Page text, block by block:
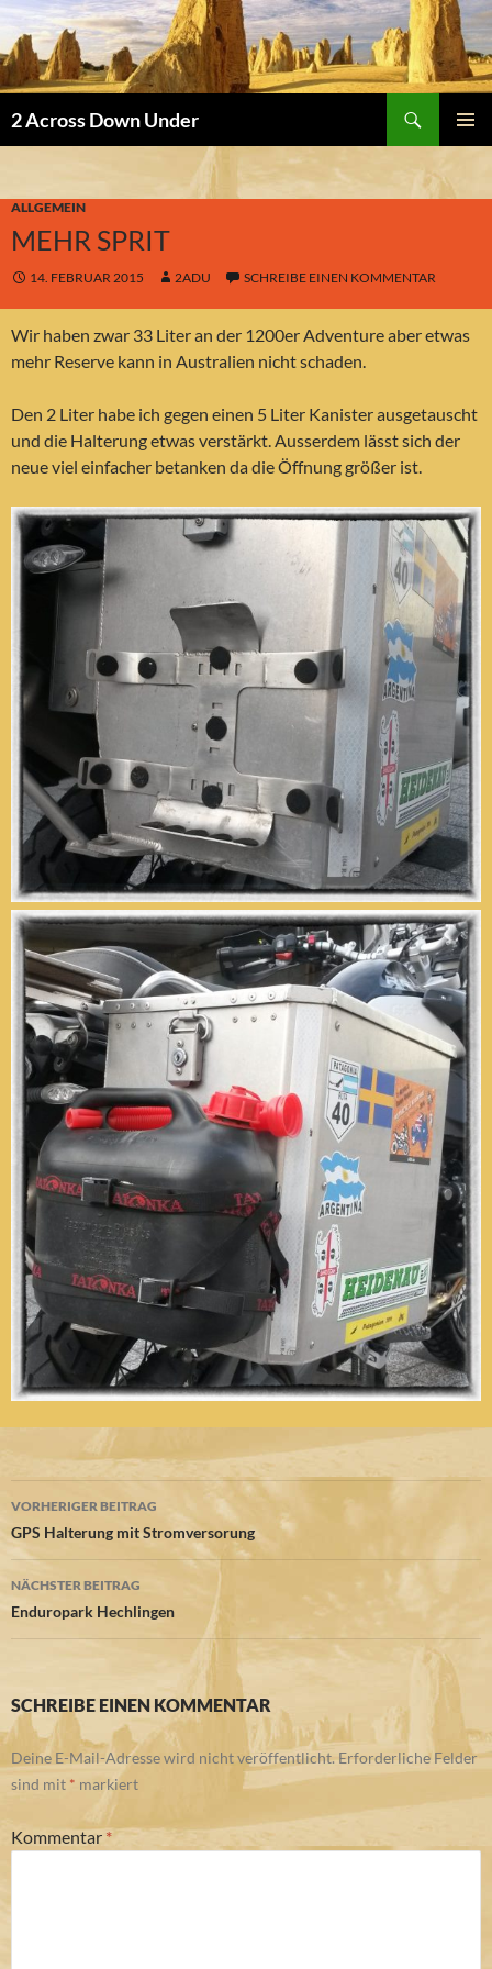
2 Across Down Under
ALLGEMEIN
MEHR SPRIT
14. FEBRUAR 2015 2ADU SCHREIBE EINEN KOMMENTAR
Wir haben zwar 33 Liter an der 1200er Adventure aber etwas
mehr Reserve kann in Australien nicht schaden.
Den 2 Liter habe ich gegen einen 5 Liter Kanister ausgetauscht
und die Halterung etwas verstärkt. Ausserdem lässt sich der
neue viel einfacher betanken da die Öffnung größer ist.
Beitragsnavigation
VORHERIGER BEITRAG
GPS Halterung mit Stromversorung
NÄCHSTER BEITRAG
Enduropark Hechlingen
SCHREIBE EINEN KOMMENTAR
Deine E-Mail-Adresse wird nicht veröffentlicht. Erforderliche Felder
sind mit * markiert
Kommentar *